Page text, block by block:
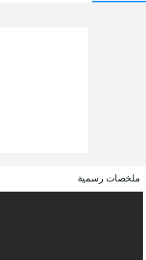
ملخصات رسمية